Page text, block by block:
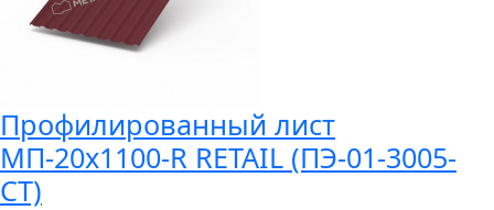
Профилированный лист
МП-20x1100-R RETAIL (ПЭ-01-3005-
СТ)